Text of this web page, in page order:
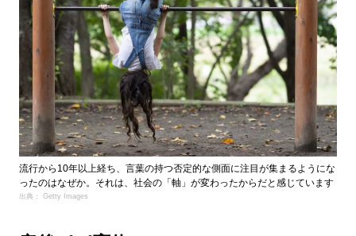
流行から10年以上経ち、言葉の持つ否定的な側面に注目が集まるようにな
ったのはなぜか。それは、社会の「軸」が変わったからだと感じています
出典： Getty Images